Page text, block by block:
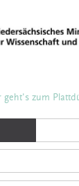
geht's zum